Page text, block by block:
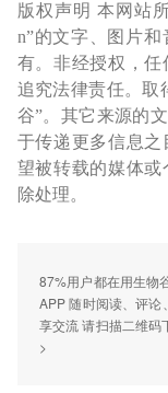
版权声明 本网站
n”的文字、图片
有。非经授权，
追究法律责任。取
谷”。其它来源的
于传递更多信息
望被转载的媒体或
除处理。
87%用户都在用生物
APP 随时阅读、评论
享交流 请扫描二维码
>